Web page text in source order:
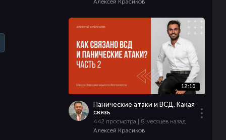
Алексей Красиков
12:10
Панические атаки и ВСД. Какая
связь
442 просмотра | 8 месяцев назад
Алексей Красиков